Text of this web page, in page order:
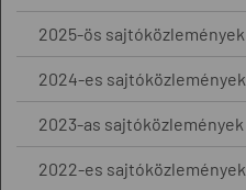
2025-ös sajtóközlemények
2024-es sajtóközlemények
2023-as sajtóközlemények
2022-es sajtóközlemények